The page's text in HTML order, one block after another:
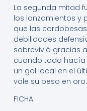
La segunda mitad
los lanzamientos y
que las
debilidades
sobrevivió gracias
cuando todo hacía
un gol local en el
vale su peso en oro.
FICHA: